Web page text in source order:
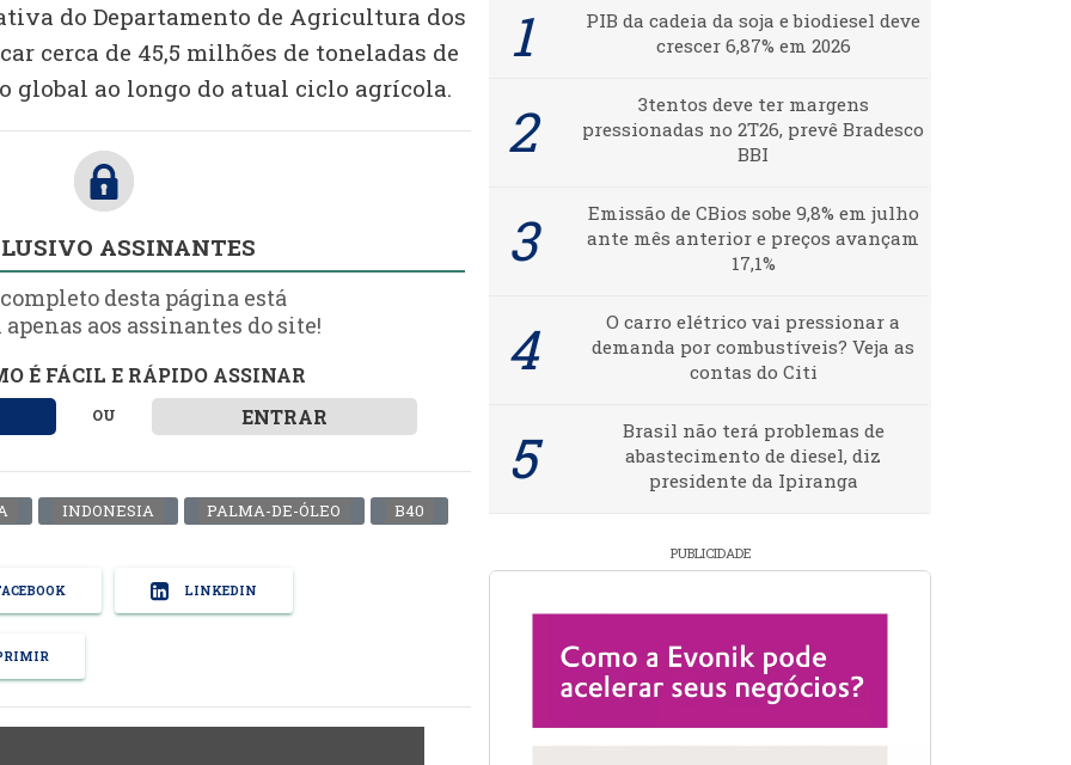
do Departamento de Agricultura dos
cerca de 45,5 milhões de toneladas de
global ao longo do atual ciclo agrícola.
ASSINANTES
desta página está
aos assinantes do site!
É FÁCIL E RÁPIDO ASSINAR
OU ENTRAR
INDONESIA PALMA-DE-ÓLEO B40
LINKEDIN
PIB da cadeia da soja e biodiesel deve
crescer 6,87% em 2026
3tentos deve ter margens
pressionadas no 2T26, prevê Bradesco
BBI
Emissão de CBios sobe 9,8% em julho
ante mês anterior e preços avançam
17,1%
O carro elétrico vai pressionar a
demanda por combustíveis? Veja as
contas do Citi
Brasil não terá problemas de
abastecimento de diesel, diz
presidente da Ipiranga
PUBLICIDADE